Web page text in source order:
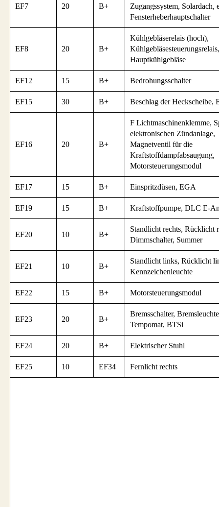
EF7 20 B+
Zugangssystem, Solardach,
Fensterheberhauptschalter
EF8 20 B+
Kühlgebläserelais (hoch),
Kühlgebläsesteuerungsrelais,
Hauptkühlgebläse
EF12 15 B+ Bedrohungsschalter
EF15 30 B+ Beschlag der Heckscheibe,
EF16 20 B+
F Lichtmaschinenklemme,
elektronischen Zündanlage,
Magnetventil für die
Kraftstoffdampfabsaugung,
Motorsteuerungsmodul
EF17 15 B+ Einspritzdüsen, EGA
EF19 15 B+ Kraftstoffpumpe, DLC E-
EF20 10 B+
Standlicht rechts, Rücklicht
Dimmschalter, Summer
EF21 10 B+
Standlicht links, Rücklicht
Kennzeichenleuchte
EF22 15 B+ Motorsteuerungsmodul
EF23 20 B+
Bremsschalter,
Tempomat, BTSi
EF24 20 B+ Elektrischer Stuhl
EF25 10 EF34 Fernlicht rechts